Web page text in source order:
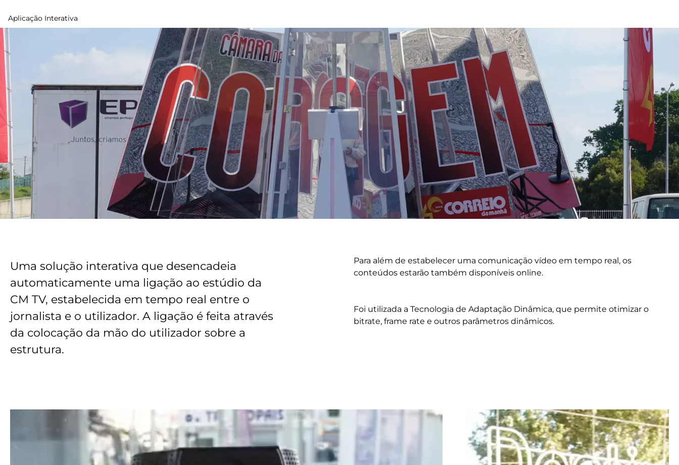
Aplicação Interativa
Uma solução interativa que desencadeia
automaticamente uma ligação ao estúdio da
CM TV, estabelecida em tempo real entre o
jornalista e o utilizador. A ligação é feita através
da colocação da mão do utilizador sobre a
estrutura.
Para além de estabelecer uma comunicação vídeo em tempo real, os
conteúdos estarão também disponíveis online.
Foi utilizada a Tecnologia de Adaptação Dinâmica, que permite otimizar o
bitrate, frame rate e outros parâmetros dinâmicos.